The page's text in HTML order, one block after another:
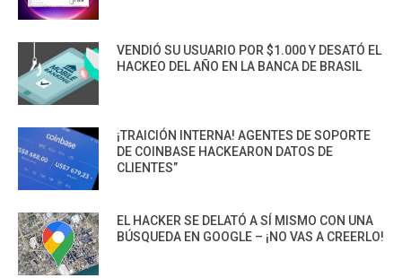
VENDIÓ SU USUARIO POR $1.000 Y DESATÓ EL
HACKEO DEL AÑO EN LA BANCA DE BRASIL
¡TRAICIÓN INTERNA! AGENTES DE SOPORTE
DE COINBASE HACKEARON DATOS DE
CLIENTES”
EL HACKER SE DELATÓ A SÍ MISMO CON UNA
BÚSQUEDA EN GOOGLE – ¡NO VAS A CREERLO!